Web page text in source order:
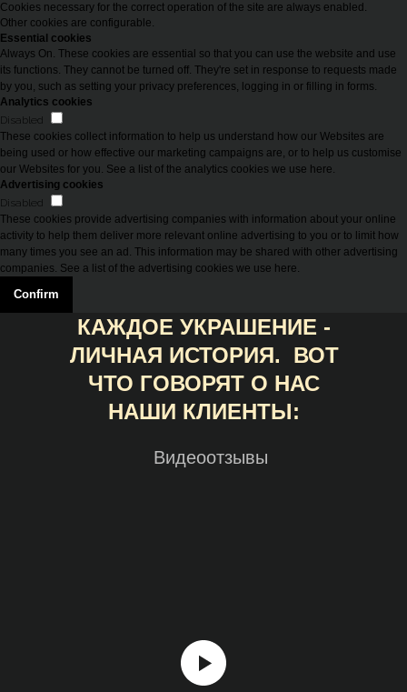
Cookies necessary for the correct operation of the site are always enabled.
Other cookies are configurable.
Essential cookies
Always On. These cookies are essential so that you can use the website and use
its functions. They cannot be turned off. They're set in response to requests made
by you, such as setting your privacy preferences, logging in or filling in forms.
Analytics cookies
Disabled
These cookies collect information to help us understand how our Websites are
being used or how effective our marketing campaigns are, or to help us customise
our Websites for you. See a list of the analytics cookies we use here.
Advertising cookies
Disabled
These cookies provide advertising companies with information about your online
activity to help them deliver more relevant online advertising to you or to limit how
many times you see an ad. This information may be shared with other advertising
companies. See a list of the advertising cookies we use here.
Confirm
КАЖДОЕ УКРАШЕНИЕ -
ЛИЧНАЯ ИСТОРИЯ. ВОТ
ЧТО ГОВОРЯТ О НАС
НАШИ КЛИЕНТЫ:
Видеоотзывы